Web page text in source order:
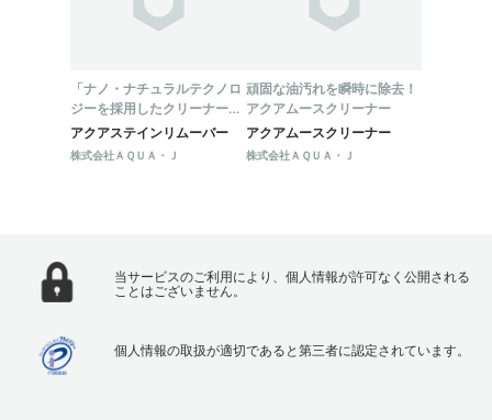
「ナノ・ナチュラルテクノロ
ジーを採用したクリーナー
『アクアステインリムーバ
ー』で頑固なオイル汚れを徹
底的に除去！」
アクアステインリムーバー
株式会社ＡＱＵＡ・Ｊ
頑固な油汚れを瞬時に除去！
アクアムースクリーナー
アクアムースクリーナー
株式会社ＡＱＵＡ・Ｊ
当サービスのご利用により、個人情報が許可なく公開される
ことはございません。
個人情報の取扱が適切であると第三者に認定されています。